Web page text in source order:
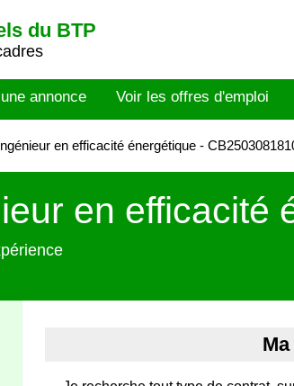
du BTP
annonce Voir les offres d'emploi
en efficacité énergétique -
en efficacité